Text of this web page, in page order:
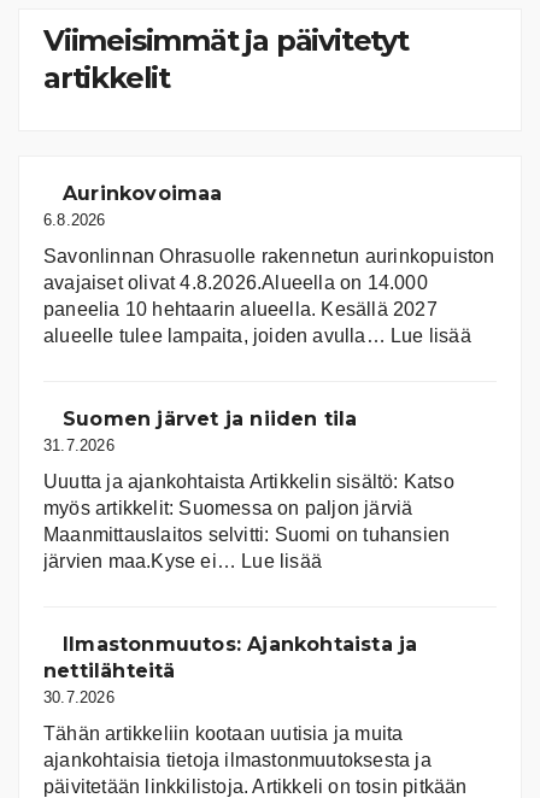
Viimeisimmät ja päivitetyt
artikkelit
Aurinkovoimaa
6.8.2026
Savonlinnan Ohrasuolle rakennetun aurinkopuiston
avajaiset olivat 4.8.2026.Alueella on 14.000
paneelia 10 hehtaarin alueella. Kesällä 2027
alueelle tulee lampaita, joiden avulla… Lue lisää:
Suomen järvet ja niiden tila
31.7.2026
Uuutta ja ajankohtaista Artikkelin sisältö: Katso
myös artikkelit: Suomessa on pal­jon jär­viä
Maanmittauslaitos selvitti: Suomi on tuhansien
järvien maa.Kyse ei… Lue lisää
ja
Ilmastonmuutos: Ajankohtaista ja
nettilähteitä
30.7.2026
Tähän artikkeliin kootaan uutisia ja muita
ajankohtaisia tietoja ilmastonmuutoksesta ja
päivitetään linkkilistoja. Artikkeli on tosin pitkään